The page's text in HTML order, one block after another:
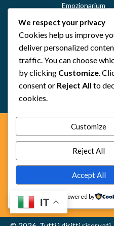
Emozionarium
DecKreative
DecKarnage
Out of the box
comics
Space Otter Publishing è
fondato nel 2022 che
fuori dagli schemi. Creiamo
chiare, idee originali e una
a progetti che sorprendono,
IT
We respect your privacy
Cookies help us improve
deliver personalized
traffic. You can choose
by clicking Customize.
consent or Reject All to
cookies.
Customize
Reject All
Accept All
Powered by